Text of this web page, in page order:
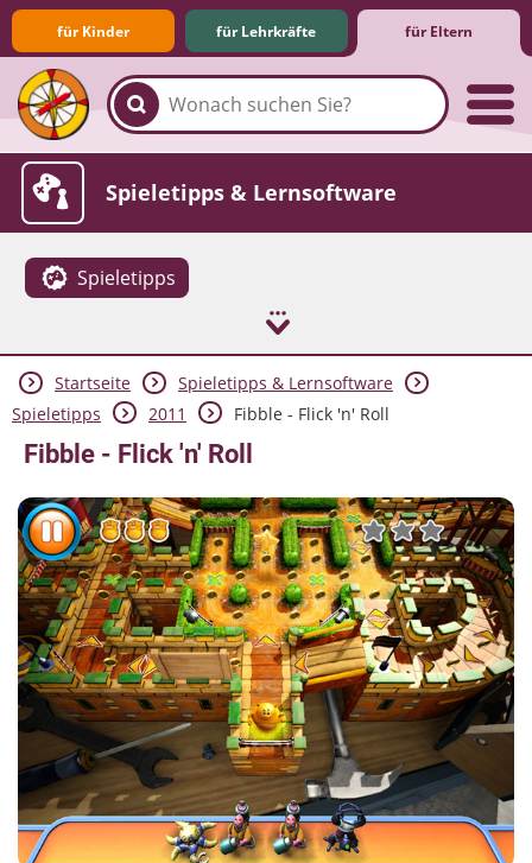
für Kinder für Lehrkräfte für Eltern
Familie & Medien
Spieletipps & Lernsoftware
Spieletipps
Die Jüngsten im Netz
Lexikon
Aktuelles
Startseite
Spieletipps & Lernsoftware
Spieletipps
2011 Fibble - Flick 'n' Roll
Fibble - Flick 'n' Roll